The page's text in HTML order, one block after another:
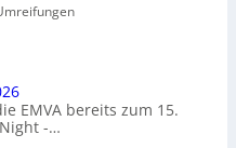
EMVA bereits zum 15.
-…